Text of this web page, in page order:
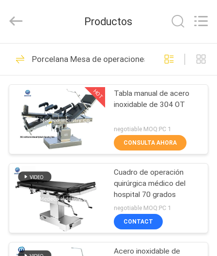
HOGAR
PRODUCTOS
SOBRE
NOSOTROS
VIAJE
DE
LA
FÁBRICA
CONTROL
Reserved.
Productos de la
hemodialisis
32
Nueva luz quirúrgica
de la serie LED de V
26
Productos
Porcelana Mesa de operaciones manual
HOT
Tabla manual de acero
inoxidable de 304 OT
negotiable MOQ:PC 1
CONSULTA AHORA
Cuadro de operación
quirúrgica médico del
hospital 70 grados
negotiable MOQ:PC 1
CONTACT
Acero inoxidable de